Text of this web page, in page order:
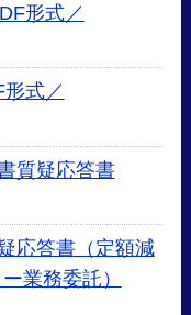
形式／
式／
質疑応答書
応答書（定額減
業務委託）